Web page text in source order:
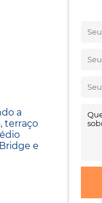
a
terraço
e